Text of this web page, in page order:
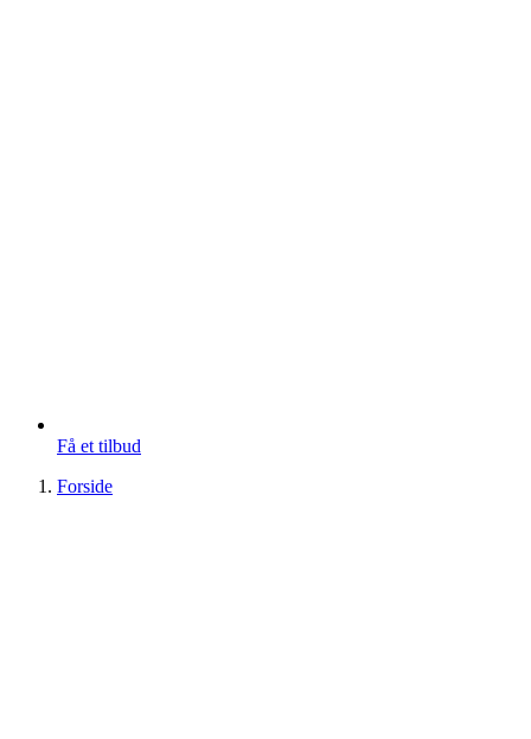
Få et tilbud
Forside